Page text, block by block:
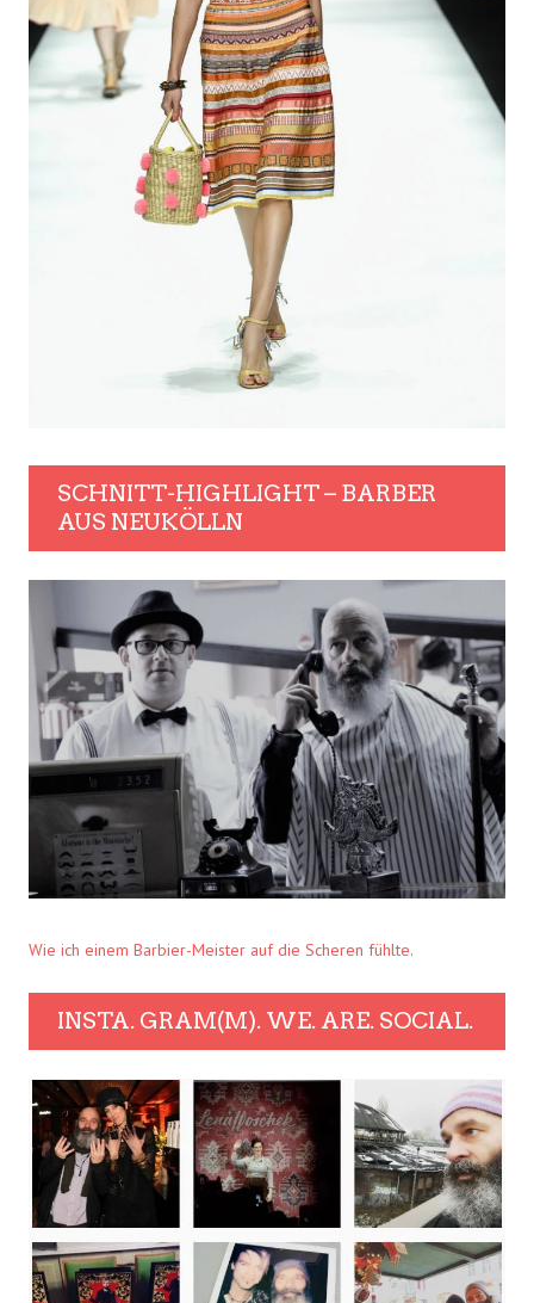
SCHNITT-HIGHLIGHT – BARBER
AUS NEUKÖLLN
Wie ich einem Barbier-Meister auf die Scheren fühlte.
INSTA. GRAM(M). WE. ARE. SOCIAL.